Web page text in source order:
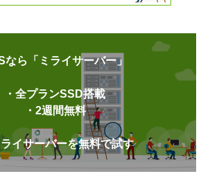
なら「ミライサーバー」
・全プランSSD搭載
・2週間無料
イサーバーを無料で試す